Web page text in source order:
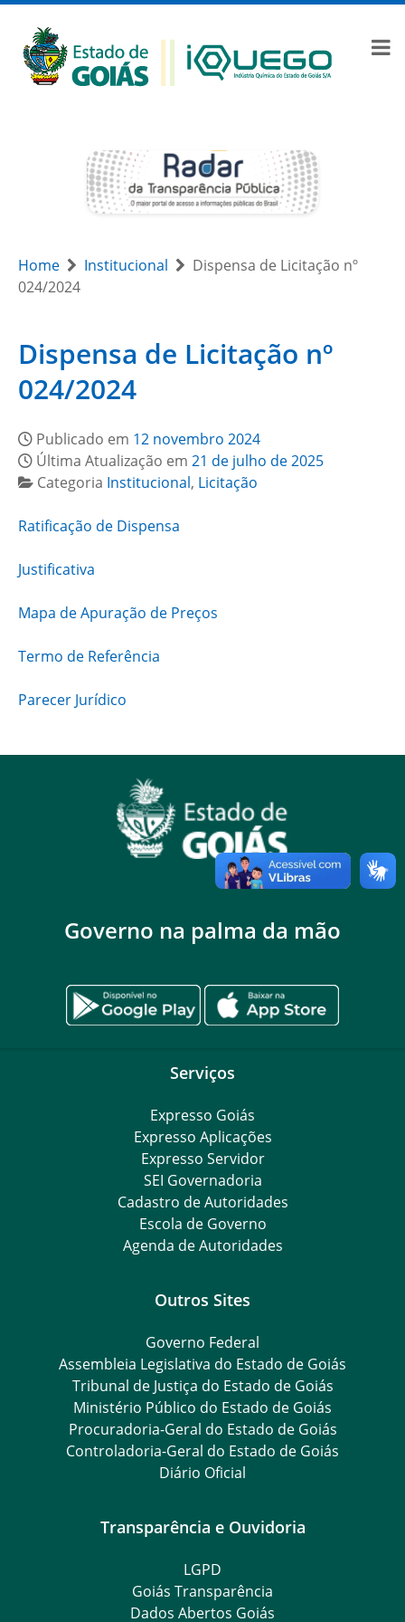
Home Institucional
Dispensa de Licitação nº
024/2024
Dispensa de Licitação nº
024/2024
Publicado em 12 novembro 2024
Última Atualização em 21 de julho de 2025
Categoria Institucional, Licitação
Ratificação de Dispensa
Justificativa
Mapa de Apuração de Preços
Termo de Referência
Parecer Jurídico
Governo na palma da mão
Serviços
Expresso Goiás
Expresso Aplicações
Expresso Servidor
SEI Governadoria
Cadastro de Autoridades
Escola de Governo
Agenda de Autoridades
Outros Sites
Governo Federal
Assembleia Legislativa do Estado de Goiás
Tribunal de Justiça do Estado de Goiás
Ministério Público do Estado de Goiás
Procuradoria-Geral do Estado de Goiás
Controladoria-Geral do Estado de Goiás
Diário Oficial
Transparência e Ouvidoria
LGPD
Goiás Transparência
Dados Abertos Goiás